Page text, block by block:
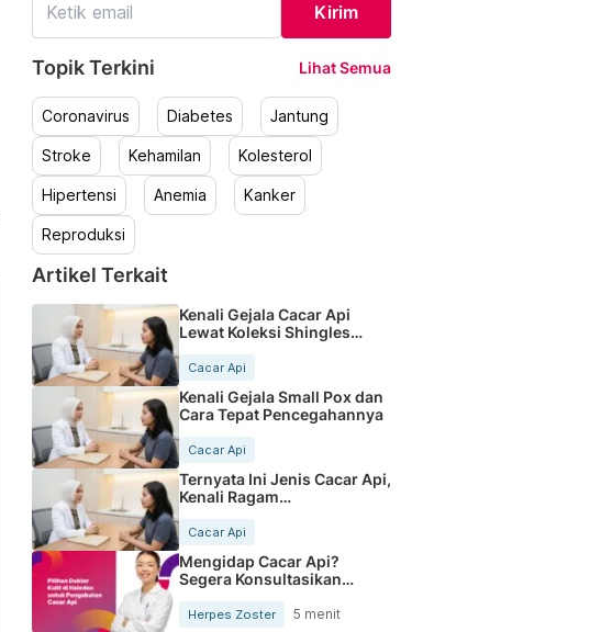
Kirim
Topik Terkini Lihat Semua
Coronavirus Diabetes Jantung
Stroke Kehamilan Kolesterol
Hipertensi Anemia Kanker
Reproduksi
Artikel Terkait
Kenali Gejala Cacar Api
Lewat Koleksi Shingles
Cacar Api
Kenali Gejala Small Pox dan
Cara Tepat Pencegahannya
Cacar Api
Ternyata Ini Jenis Cacar Api,
Kenali Ragam
Cacar Api
Mengidap Cacar Api?
Segera Konsultasikan
Herpes Zoster 5 menit